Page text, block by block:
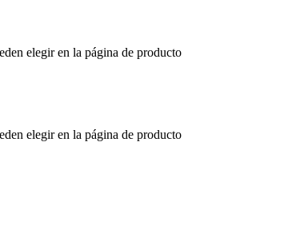
elegir en la página de producto
elegir en la página de producto